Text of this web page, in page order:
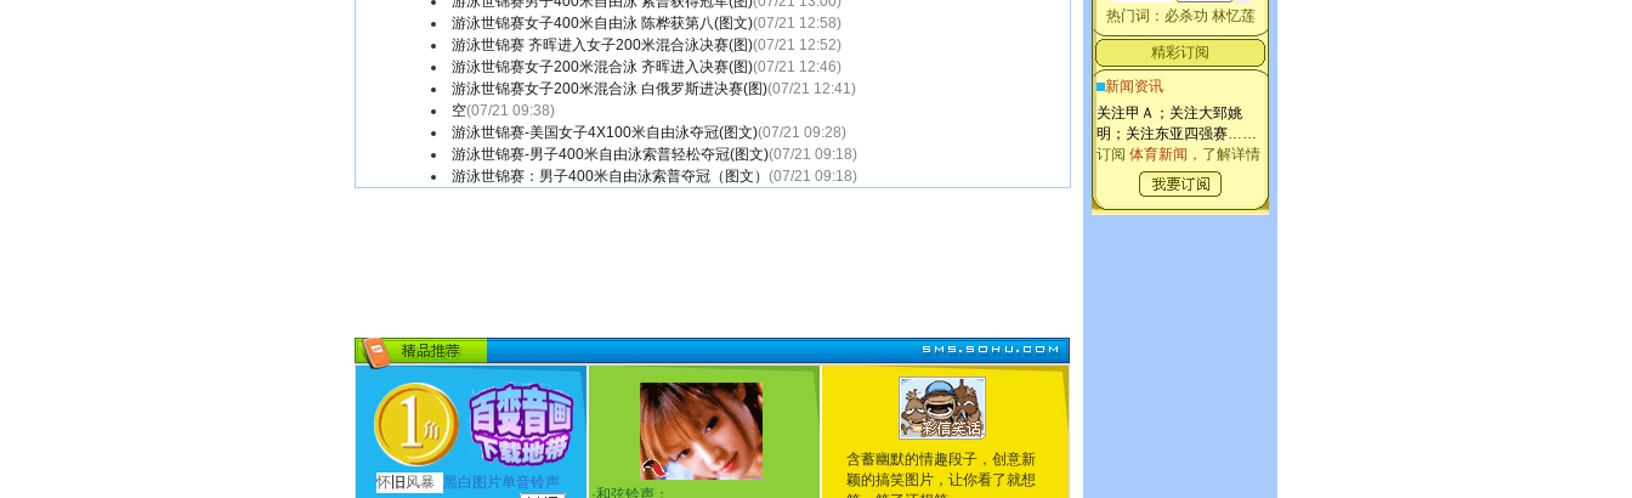
游泳世锦赛女子400米自由泳 陈桦获第八(图文)(07/21 12:58)
游泳世锦赛 齐晖进入女子200米混合泳决赛(图)(07/21 12:52)
游泳世锦赛女子200米混合泳 齐晖进入决赛(图)(07/21 12:46)
游泳世锦赛女子200米混合泳 白俄罗斯进决赛(图)(07/21 12:41)
空(07/21 09:38)
游泳世锦赛-美国女子4X100米自由泳夺冠(图文)(07/21 09:28)
游泳世锦赛-男子400米自由泳索普轻松夺冠(图文)(07/21 09:18)
游泳世锦赛：男子400米自由泳索普夺冠（图文） (07/21 09:18)
怀 旧 风暴 黑白图片单音铃声
·和弦铃声：
含蓄幽默的情趣段子，创意新
颖的搞笑图片，让你看了就想
热门词： 必杀功 林忆莲
精彩订阅
新闻资讯
关注甲Ａ；关注大郅姚
明；关注东亚四强赛……
订阅 体育新闻 ，了解详情